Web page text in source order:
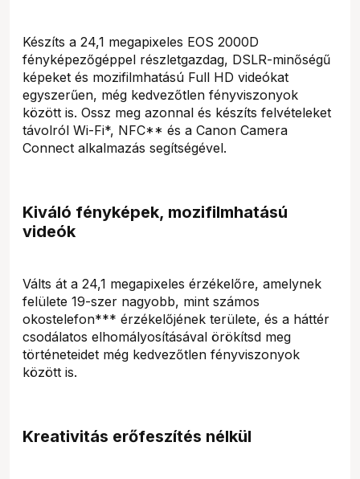
Készíts a 24,1 megapixeles EOS 2000D
fényképezőgéppel részletgazdag, DSLR-minőségű
képeket és mozifilmhatású Full HD videókat
egyszerűen, még kedvezőtlen fényviszonyok
között is. Ossz meg azonnal és készíts felvételeket
távolról Wi-Fi*, NFC** és a Canon Camera
Connect alkalmazás segítségével.
Kiváló fényképek, mozifilmhatású
videók
Válts át a 24,1 megapixeles érzékelőre, amelynek
felülete 19-szer nagyobb, mint számos
okostelefon*** érzékelőjének területe, és a háttér
csodálatos elhomályosításával örökítsd meg
történeteidet még kedvezőtlen fényviszonyok
között is.
Kreativitás erőfeszítés nélkül